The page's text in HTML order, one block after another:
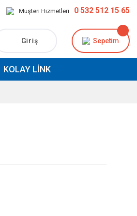
Müşteri Hizmetleri 0 532 512 15 65
Giriş Sepetim
KOLAY LINK